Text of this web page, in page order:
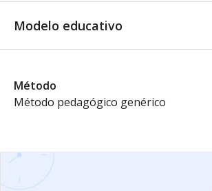
Modelo educativo
Método
Método pedagógico genérico